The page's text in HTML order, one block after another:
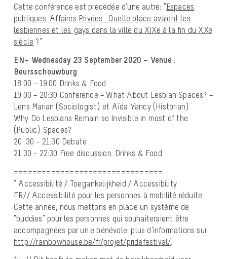
Cette conférence est précédée d’une autre: “Espaces
publiques, Affaires Privées : Quelle place avaient les
lesbiennes et les gays dans la ville du XIXe à la fin du XXe
siècle ?”
EN– Wednesday 23 September 2020 – Venue :
Beursschouwburg
18:00 – 19:00 Drinks & Food
19:00 – 20:30 Conference – What About Lesbian Spaces? –
Lens Marian (Sociologist) et Aïda Yancy (Historian)
Why Do Lesbians Remain so Invisible in most of the
(Public) Spaces?
20 :30 – 21:30 Debate
21:30 – 22:30 Free discussion. Drinks & Food
================================
* Accessibilité / Toegankelijkheid / Accessibility
FR// Accessibilité pour les personnes à mobilité réduite .
Cette année, nous mettons en place un système de
“buddies” pour les personnes qui souhaiteraient être
accompagnées par un.e bénévole, plus d’informations sur
http://rainbowhouse.be/fr/projet/pridefestival/.